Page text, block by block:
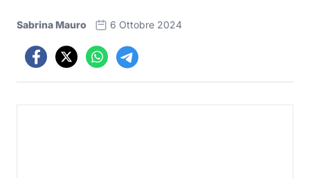
Sabrina Mauro 6 Ottobre 2024